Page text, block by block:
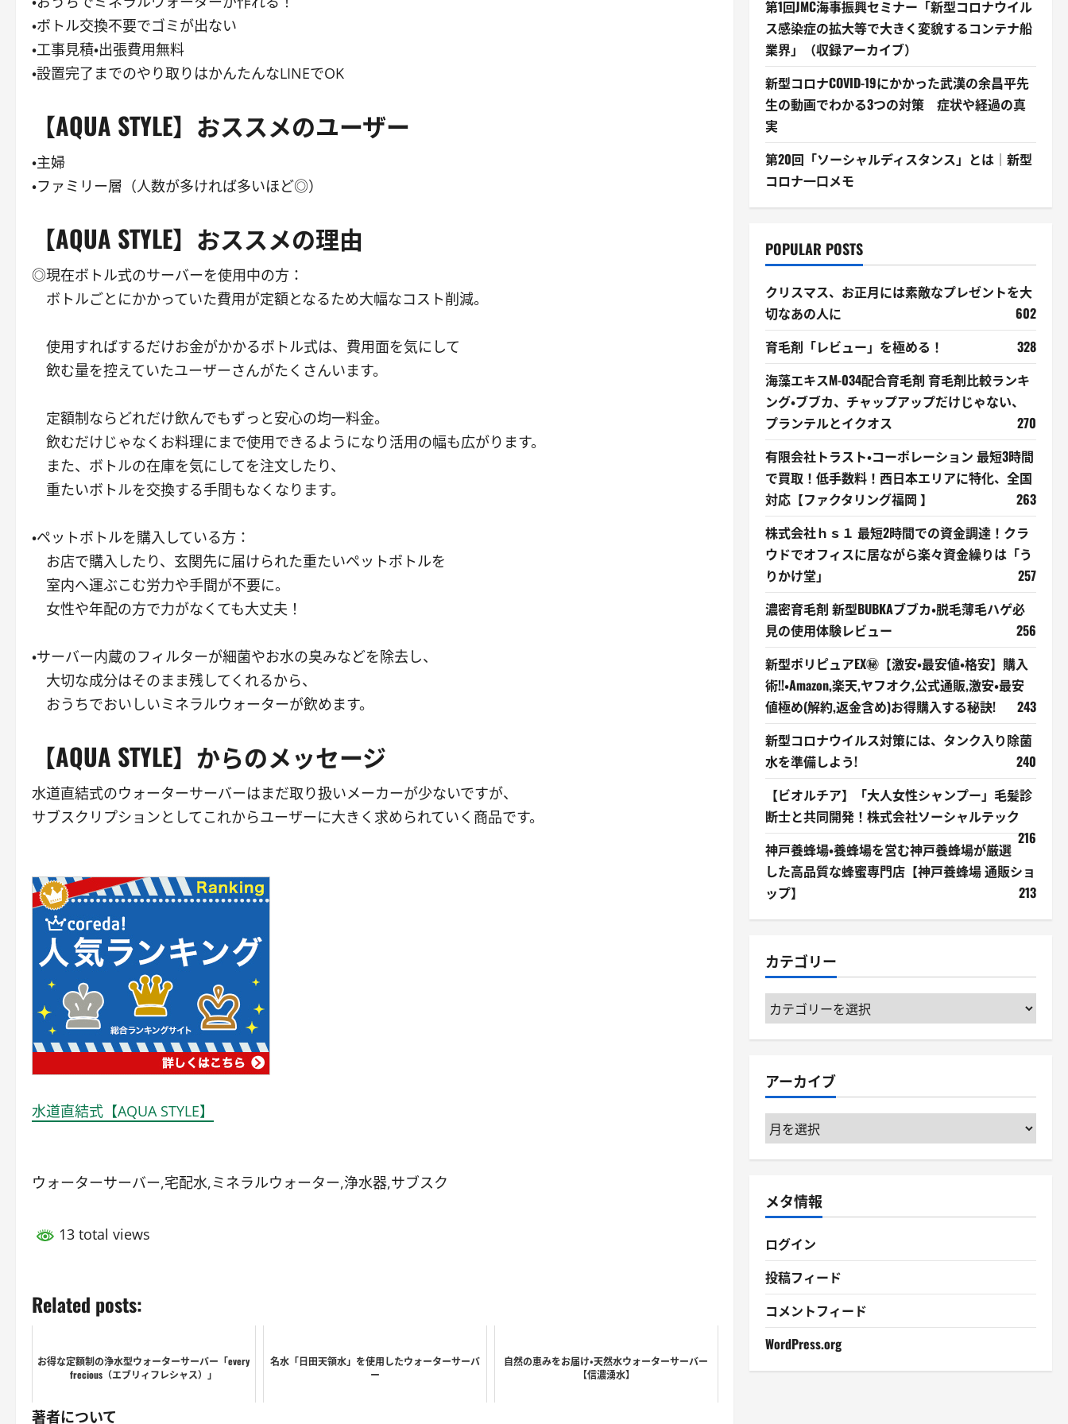
・ボトル交換不要でゴミが出ない
・工事見積・出張費用無料
・設置完了までのやり取りはかんたんなLINEでOK
【AQUA STYLE】おススメのユーザー
・主婦
・ファミリー層（人数が多ければ多いほど◎）
【AQUA STYLE】おススメの理由
◎現在ボトル式のサーバーを使用中の方：
ボトルごとにかかっていた費用が定額となるため大幅なコスト削減。
使用すればするだけお金がかかるボトル式は、費用面を気にして
飲む量を控えていたユーザーさんがたくさんいます。
定額制ならどれだけ飲んでもずっと安心の均一料金。
飲むだけじゃなくお料理にまで使用できるようになり活用の幅も広がります。
また、ボトルの在庫を気にしてを注文したり、
重たいボトルを交換する手間もなくなります。
・ペットボトルを購入している方：
お店で購入したり、玄関先に届けられた重たいペットボトルを
室内へ運ぶこむ労力や手間が不要に。
女性や年配の方で力がなくても大丈夫！
・サーバー内蔵のフィルターが細菌やお水の臭みなどを除去し、
大切な成分はそのまま残してくれるから、
おうちでおいしいミネラルウォーターが飲めます。
【AQUA STYLE】からのメッセージ
水道直結式のウォーターサーバーはまだ取り扱いメーカーが少ないですが、
サブスクリプションとしてこれからユーザーに大きく求められていく商品です。
水道直結式【AQUA STYLE】
ウォーターサーバー,宅配水,ミネラルウォーター,浄水器,サブスク
13 total views
Related posts:
お得な定額制の浄水型ウォーターサーバー「every
frecious（エブリィフレシャス）」
名水「日田天領水」を使用したウォーターサーバ
ー
自然の恵みをお届け・天然水ウォーターサーバー
【信濃湧水】
著者について
第1回JMC海事振興セミナー「新型コロナウイル
ス感染症の拡大等で大きく変貌するコンテナ船
業界」（収録アーカイブ）
新型コロナCOVID-19にかかった武漢の余昌平先
生の動画でわかる3つの対策 症状や経過の真
実
第20回「ソーシャルディスタンス」とは｜新型
コロナ一口メモ
POPULAR POSTS
クリスマス、お正月には素敵なプレゼントを大
切なあの人に
602
育毛剤「レビュー」を極める！
328
海藻エキスM-034配合育毛剤 育毛剤比較ランキ
ング・ブブカ、チャップアップだけじゃない、
プランテルとイクオス
270
有限会社トラスト・コーポレーション 最短3時間
で買取！低手数料！西日本エリアに特化、全国
対応【ファクタリング福岡 】
263
株式会社ｈｓ１ 最短2時間での資金調達！クラ
ウドでオフィスに居ながら楽々資金繰りは「う
りかけ堂」
257
濃密育毛剤 新型BUBKAブブカ・脱毛薄毛ハゲ必
見の使用体験レビュー
256
新型ポリピュアEX㊙【激安・最安値・格安】購入
術!!・Amazon,楽天,ヤフオク,公式通販,激安・最安
値極め(解約,返金含め)お得購入する秘訣!
243
新型コロナウイルス対策には、タンク入り除菌
水を準備しよう!
240
【ビオルチア】「大人女性シャンプー」毛髪診
断士と共同開発！株式会社ソーシャルテック
216
神戸養蜂場・養蜂場を営む神戸養蜂場が厳選
した高品質な蜂蜜専門店【神戸養蜂場 通販ショ
ップ】
213
カテゴリー
カ
テ
ー
アーカイブ
ア
ー
ブ
メタ情報
ログイン
投稿フィード
コメントフィード
WordPress.org